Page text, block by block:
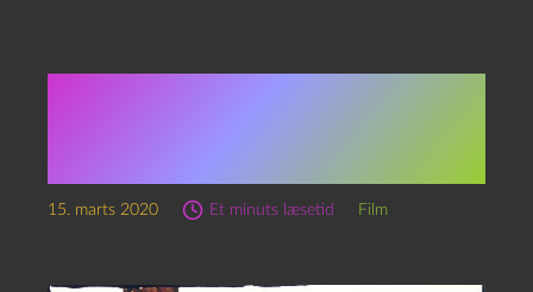
15. marts 2020 Et minuts læsetid Film